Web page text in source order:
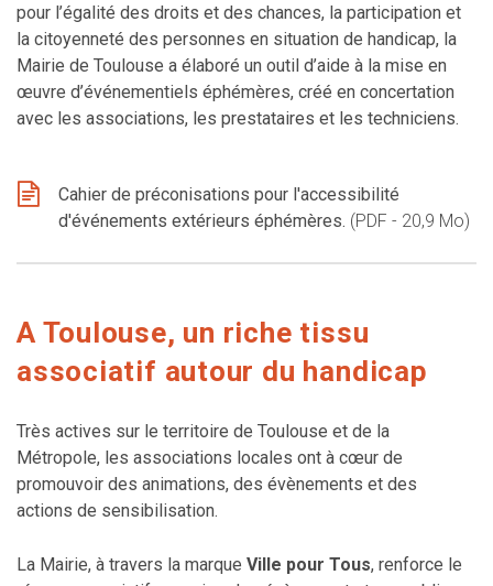
pour l’égalité des droits et des chances, la participation et
la citoyenneté des personnes en situation de handicap, la
Mairie de Toulouse a élaboré un outil d’aide à la mise en
œuvre d’événementiels éphémères, créé en concertation
avec les associations, les prestataires et les techniciens.
Cahier de préconisations pour l'accessibilité
d'événements extérieurs éphémères. PDF - 20,9 Mo
A Toulouse, un riche tissu
associatif autour du handicap
Très actives sur le territoire de Toulouse et de la
Métropole, les associations locales ont à cœur de
promouvoir des animations, des évènements et des
actions de sensibilisation.
La Mairie, à travers la marque Ville pour Tous, renforce le